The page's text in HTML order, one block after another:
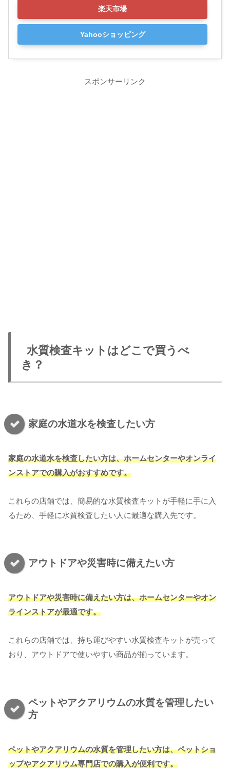
楽天市場
Yahooショッピング
スポンサーリンク
水質検査キットはどこで買うべ
き？
家庭の水道水を検査したい方
家庭の水道水を検査したい方は、ホームセンターやオンライ
ンストアでの購入がおすすめです。
これらの店舗では、簡易的な水質検査キットが手軽に手に入
るため、手軽に水質検査したい人に最適な購入先です。
アウトドアや災害時に備えたい方
アウトドアや災害時に備えたい方は、ホームセンターやオン
ラインストアが最適です。
これらの店舗では、持ち運びやすい水質検査キットが売って
おり、アウトドアで使いやすい商品が揃っています。
ペットやアクアリウムの水質を管理したい
方
ペットやアクアリウムの水質を管理したい方は、ペットショ
ップやアクアリウム専門店での購入が便利です。